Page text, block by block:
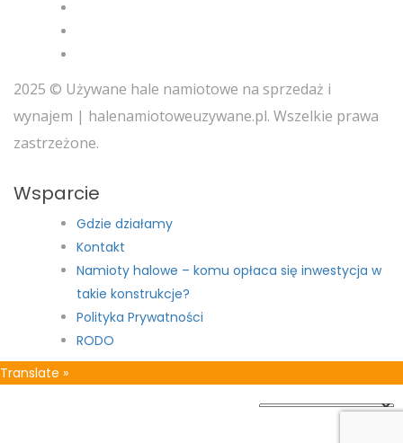
2025 © Używane hale namiotowe na sprzedaż i
wynajem | halenamiotoweuzywane.pl. Wszelkie prawa
zastrzeżone.
Wsparcie
Gdzie działamy
Kontakt
Namioty halowe – komu opłaca się inwestycja w
takie konstrukcje?
Polityka Prywatności
RODO
Translate »